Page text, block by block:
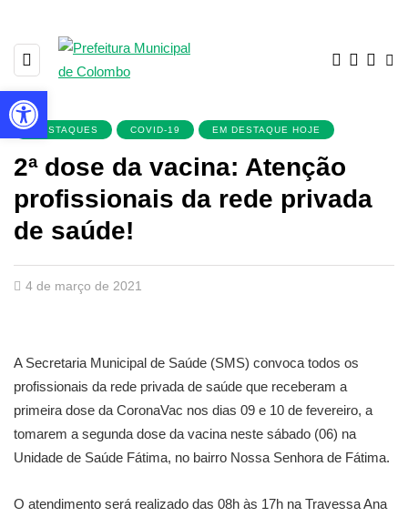
+DESTAQUES COVID-19 EM DESTAQUE HOJE
2ª dose da vacina: Atenção
profissionais da rede privada
de saúde!
4 de março de 2021
A Secretaria Municipal de Saúde (SMS) convoca todos os
profissionais da rede privada de saúde que receberam a
primeira dose da CoronaVac nos dias 09 e 10 de fevereiro, a
tomarem a segunda dose da vacina neste sábado (06) na
Unidade de Saúde Fátima, no bairro Nossa Senhora de Fátima.
O atendimento será realizado das 08h às 17h na Travessa Ana
Barra de Ferramentas Aberta